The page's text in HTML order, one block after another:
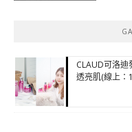
CLAUD可洛
透亮肌(線上：